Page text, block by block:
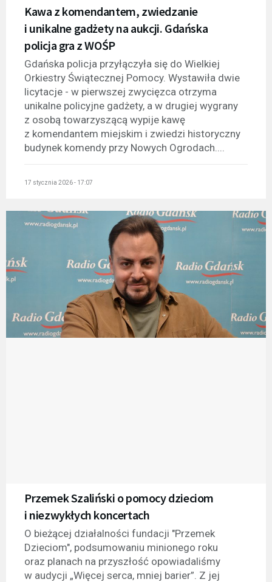
Kawa z komendantem, zwiedzanie
i unikalne gadżety na aukcji. Gdańska
policja gra z WOŚP
Gdańska policja przyłączyła się do Wielkiej
Orkiestry Świątecznej Pomocy. Wystawiła dwie
licytacje - w pierwszej zwycięzca otrzyma
unikalne policyjne gadżety, a w drugiej wygrany
z osobą towarzyszącą wypije kawę
z komendantem miejskim i zwiedzi historyczny
budynek komendy przy Nowych Ogrodach....
17 stycznia 2026 - 17:07
Przemek Szaliński o pomocy dzieciom
i niezwykłych koncertach
O bieżącej działalności fundacji "Przemek
Dzieciom", podsumowaniu minionego roku
oraz planach na przyszłość opowiadaliśmy
w audycji „Więcej serca, mniej barier”. Z jej